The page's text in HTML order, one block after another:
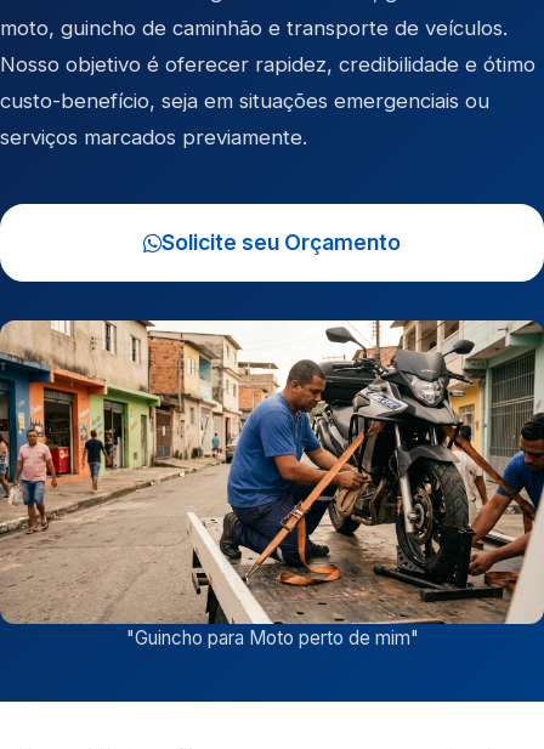
moto, guincho de caminhão e transporte de veículos.
Nosso objetivo é oferecer rapidez, credibilidade e ótimo
custo-benefício, seja em situações emergenciais ou
serviços marcados previamente.
Solicite seu Orçamento
"Guincho para Moto perto de mim"